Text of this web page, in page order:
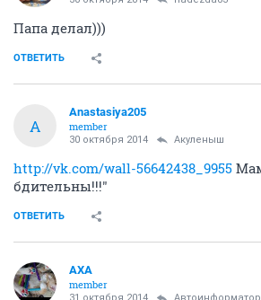
Папа делал)))
ОТВЕТИТЬ
A
Anastasiya205
member
30 октября 2014 Акуленыш
http://vk.com/wall-56642438_9955
бдительны!!!"
ОТВЕТИТЬ
AXA
member